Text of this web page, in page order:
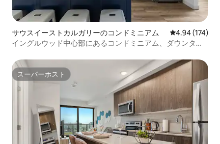
サウスイーストカルガリーのコンドミニアム レビュー174
4.94 (174)
イングルウッド中心部にあるコンドミニアム、ダウンタウ
スーパーホスト
スーパーホスト